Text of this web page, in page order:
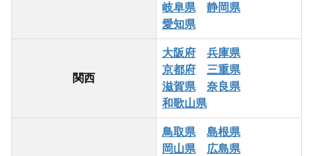
岐阜県
静岡県
愛知県
関西
大阪府
兵庫県
京都府
三重県
滋賀県
奈良県
和歌山県
鳥取県
島根県
岡山県
広島県